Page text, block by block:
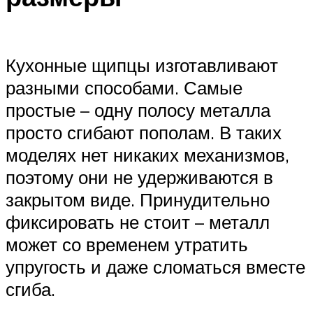
Кухонные щипцы изготавливают
разными способами. Самые
простые – одну полосу металла
просто сгибают пополам. В таких
моделях нет никаких механизмов,
поэтому они не удерживаются в
закрытом виде. Принудительно
фиксировать не стоит – металл
может со временем утратить
упругость и даже сломаться вместе
сгиба.